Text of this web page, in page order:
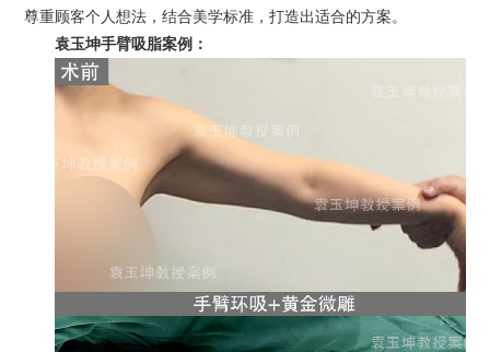
尊重顾客个人想法，结合美学标准，打造出适合的方案。
袁玉坤手臂吸脂案例：